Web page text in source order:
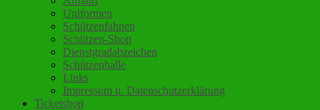
Uniformen
Schützenfahnen
Schützen-Shop
Dienstgradabzeichen
Schützenhalle
Links
Impressum u. Datenschutzerklärung
Ticketshop